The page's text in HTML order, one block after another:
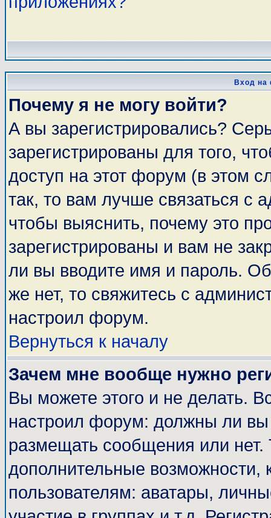
Вход на
Почему я не могу войти?
А вы зарегистрировались?
зарегистрированы для того,
доступ на этот форум (в этом
так, то вам лучше связаться с
чтобы выяснить, почему это
зарегистрированы и вам не
ли вы вводите имя и пароль.
же нет, то свяжитесь с
настроил форум.
Вернуться к началу
Зачем мне вообще нужно
Вы можете этого и не делать.
настроил форум: должны ли вы
размещать сообщения или
дополнительные
пользователям: аватары,